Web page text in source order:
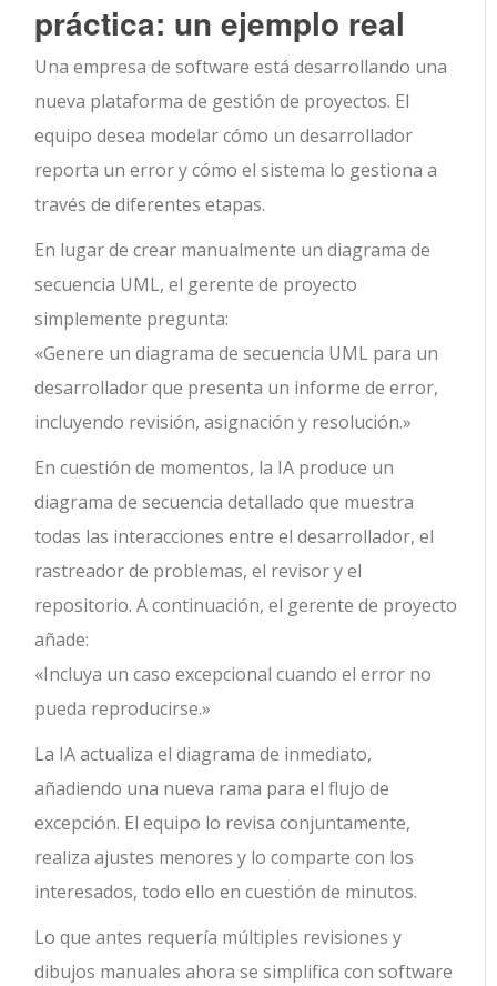
práctica: un ejemplo real
Una empresa de software está desarrollando una
nueva plataforma de gestión de proyectos. El
equipo desea modelar cómo un desarrollador
reporta un error y cómo el sistema lo gestiona a
través de diferentes etapas.
En lugar de crear manualmente un diagrama de
secuencia UML, el gerente de proyecto
simplemente pregunta:
«Genere un diagrama de secuencia UML para un
desarrollador que presenta un informe de error,
incluyendo revisión, asignación y resolución.»
En cuestión de momentos, la IA produce un
diagrama de secuencia detallado que muestra
todas las interacciones entre el desarrollador, el
rastreador de problemas, el revisor y el
repositorio. A continuación, el gerente de proyecto
añade:
«Incluya un caso excepcional cuando el error no
pueda reproducirse.»
La IA actualiza el diagrama de inmediato,
añadiendo una nueva rama para el flujo de
excepción. El equipo lo revisa conjuntamente,
realiza ajustes menores y lo comparte con los
interesados, todo ello en cuestión de minutos.
Lo que antes requería múltiples revisiones y
dibujos manuales ahora se simplifica con software